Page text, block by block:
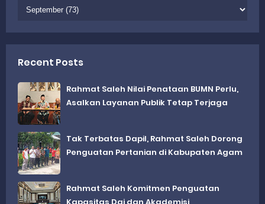
Recent Posts
Rahmat Saleh Nilai Penataan BUMN Perlu,
Asalkan Layanan Publik Tetap Terjaga
Tak Terbatas Dapil, Rahmat Saleh Dorong
Penguatan Pertanian di Kabupaten Agam
Rahmat Saleh Komitmen Penguatan